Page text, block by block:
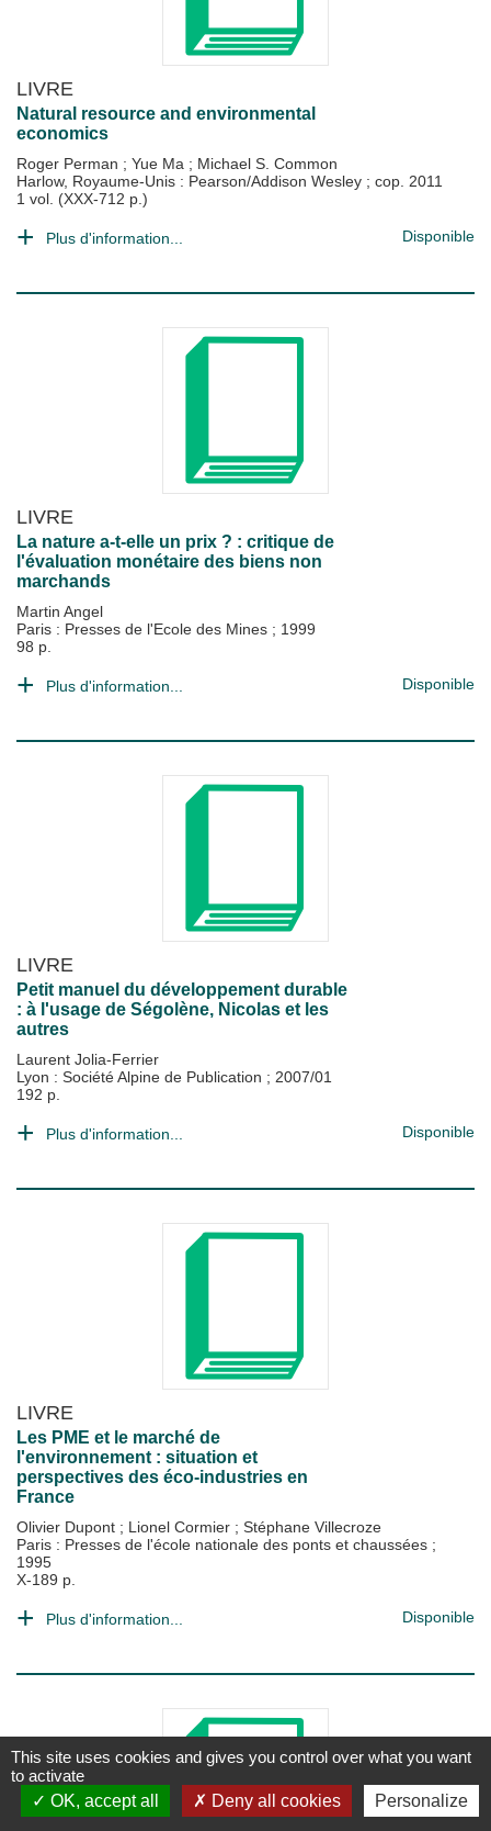
LIVRE
Natural resource and environmental
economics
Roger Perman ; Yue Ma ; Michael S. Common
Harlow, Royaume-Unis : Pearson/Addison Wesley ; cop. 2011
1 vol. (XXX-712 p.)
Plus d'information... Disponible
LIVRE
La nature a-t-elle un prix ? : critique de
l'évaluation monétaire des biens non
marchands
Martin Angel
Paris : Presses de l'Ecole des Mines ; 1999
98 p.
Plus d'information... Disponible
LIVRE
Petit manuel du développement durable
: à l'usage de Ségolène, Nicolas et les
autres
Laurent Jolia-Ferrier
Lyon : Société Alpine de Publication ; 2007/01
192 p.
Plus d'information... Disponible
LIVRE
Les PME et le marché de
l'environnement : situation et
perspectives des éco-industries en
France
Olivier Dupont ; Lionel Cormier ; Stéphane Villecroze
Paris : Presses de l'école nationale des ponts et chaussées ;
1995
X-189 p.
Plus d'information... Disponible
This site uses cookies and gives you control over what you want
to activate
OK, accept all
Deny all cookies Personalize